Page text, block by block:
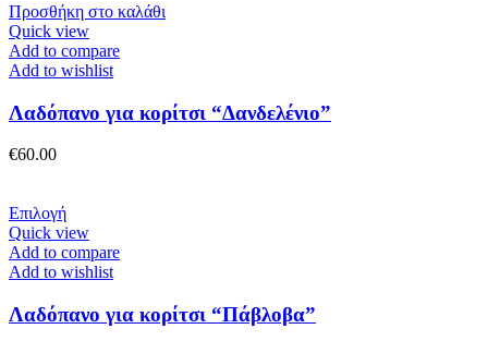
Προσθήκη στο καλάθι
Quick view
Add to compare
Add to wishlist
Λαδόπανο για κορίτσι “Δανδελένιο”
€60.00
ΕπιλογήΑυτό
το
προϊόν
έχει
παραλλαγές.
Οι
Quick view
Add to compare
Add to wishlist
Λαδόπανο για κορίτσι “Πάβλοβα”